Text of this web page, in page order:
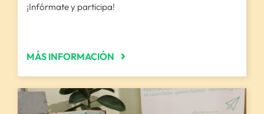
¡Infórmate y participa!
MÁS INFORMACIÓN